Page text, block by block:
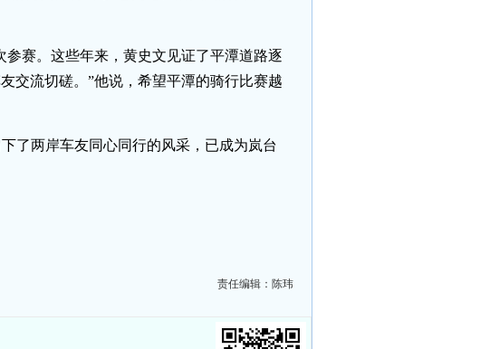
参赛。这些年来，黄史文见证了平潭道路逐
交流切磋。”他说，希望平潭的骑行比赛越
了两岸车友同心同行的风采，已成为岚台
责任编辑：陈玮